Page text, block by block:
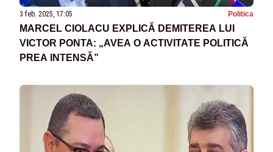
3 feb. 2025, 17:05 Politica
MARCEL CIOLACU EXPLICĂ DEMITEREA LUI
VICTOR PONTA: „AVEA O ACTIVITATE POLITICĂ
PREA INTENSĂ”